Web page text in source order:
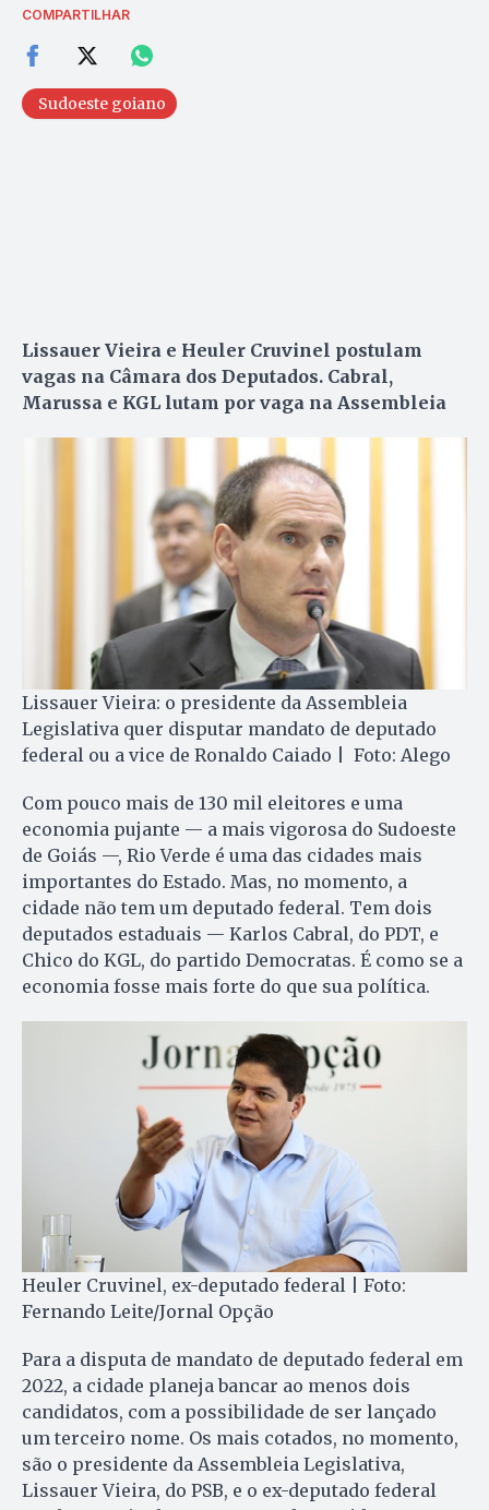
COMPARTILHAR
Sudoeste goiano
Lissauer Vieira e Heuler Cruvinel postulam
vagas na Câmara dos Deputados. Cabral,
Marussa e KGL lutam por vaga na Assembleia
Lissauer Vieira: o presidente da Assembleia
Legislativa quer disputar mandato de deputado
federal ou a vice de Ronaldo Caiado | Foto: Alego
Com pouco mais de 130 mil eleitores e uma
economia pujante — a mais vigorosa do Sudoeste
de Goiás —, Rio Verde é uma das cidades mais
importantes do Estado. Mas, no momento, a
cidade não tem um deputado federal. Tem dois
deputados estaduais — Karlos Cabral, do PDT, e
Chico do KGL, do partido Democratas. É como se a
economia fosse mais forte do que sua política.
Heuler Cruvinel, ex-deputado federal | Foto:
Fernando Leite/Jornal Opção
Para a disputa de mandato de deputado federal em
2022, a cidade planeja bancar ao menos dois
candidatos, com a possibilidade de ser lançado
um terceiro nome. Os mais cotados, no momento,
são o presidente da Assembleia Legislativa,
Lissauer Vieira, do PSB, e o ex-deputado federal